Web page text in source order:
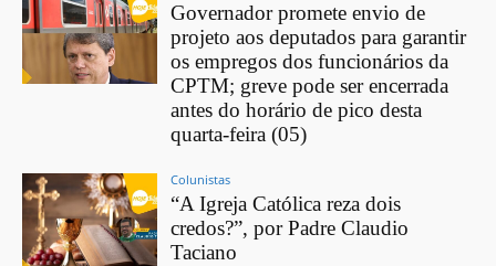
Governador promete envio de
projeto aos deputados para garantir
os empregos dos funcionários da
CPTM; greve pode ser encerrada
antes do horário de pico desta
quarta-feira (05)
Colunistas
“A Igreja Católica reza dois
credos?”, por Padre Claudio
Taciano